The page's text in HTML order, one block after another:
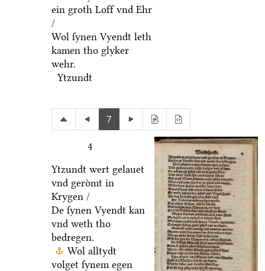
ein groth Loff vnd Ehr
/
Wol ſynen Vyendt leth
kamen tho glyker
wehr.
Ytzundt
7
4
Ytzundt wert gelauet
vnd geroͤmt in
Krygen /
De ſynen Vyendt kan
vnd weth tho
bedregen.
Wol alltydt
volget ſynem egen